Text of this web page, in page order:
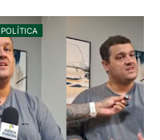
POLÍTICA